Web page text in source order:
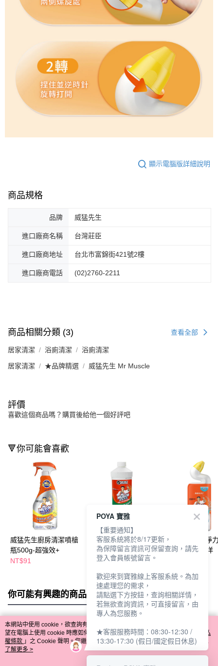
顯示電腦版詳細說明
商品規格
品牌 威猛先生
進口廠商名稱 台灣莊臣
進口廠商地址 台北市富錦街421號2樓
進口廠商電話 (02)2760-2211
商品相關分類 (3) 查看全部
居家清潔 浴廁清潔 浴廁清潔
居家清潔 ★品牌精選 威猛先生 Mr Muscle
評價
喜歡這個商品嗎？購買後給他一個好評吧
🔻你可能會喜歡
威猛先生廚房清潔噴槍
瓶500g-超強效+
NT$91
威猛先生疏通劑960ml-
馬桶排水管用
NT$99
威猛先生深層淨
凝膠750ml-海洋
你可能有興趣的商品 全站排行
熱門標籤
本網站中使用 cookie，欲查詢有關本網站使用 cookie 方式之詳情，及若您不希
望在電腦上使用 cookie 時應如何變更電腦的 cookie 設定，請參閱本網站「
隱私
權條款 」之 Cookie 聲明。您繼續使用本網站即表示您同意本公司得按本網站使
用條款之 Cookie 聲明使用 cookie。
了解更多 >
POYA 寶雅
【重要通知】
客服系統將於8/17更新，
為保障留言資訊可保留查詢，請先
登入會員帳號留言。
歡迎來到寶雅線上客服系統。為加
速處理您的需求，
請點選下方按鈕，查詢相關詳情，
若無欲查詢資訊，可直接留言，由
專人為您服務。
★客服服務時間：08:30-12:30 /
13:30-17:30 (假日/國定假日休息)